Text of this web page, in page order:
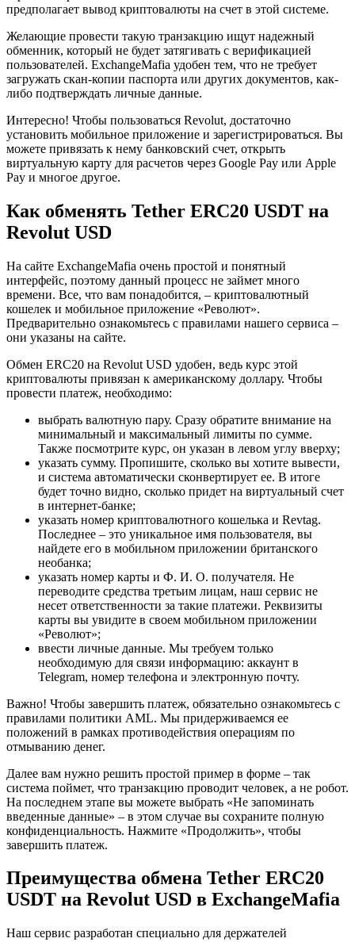
предполагает вывод криптовалюты на счет в этой системе.
Желающие провести такую транзакцию ищут надежный
обменник, который не будет затягивать с верификацией
пользователей. ExchangeMafia удобен тем, что не требует
загружать скан-копии паспорта или других документов, как-
либо подтверждать личные данные.
Интересно! Чтобы пользоваться Revolut, достаточно
установить мобильное приложение и зарегистрироваться. Вы
можете привязать к нему банковский счет, открыть
виртуальную карту для расчетов через Google Pay или Apple
Pay и многое другое.
Как обменять Tether ERC20 USDT на
Revolut USD
На сайте ExchangeMafia очень простой и понятный
интерфейс, поэтому данный процесс не займет много
времени. Все, что вам понадобится, – криптовалютный
кошелек и мобильное приложение «Револют».
Предварительно ознакомьтесь с правилами нашего сервиса –
они указаны на сайте.
Обмен ERC20 на Revolut USD удобен, ведь курс этой
криптовалюты привязан к американскому доллару. Чтобы
провести платеж, необходимо:
выбрать валютную пару. Сразу обратите внимание на
минимальный и максимальный лимиты по сумме.
Также посмотрите курс, он указан в левом углу вверху;
указать сумму. Пропишите, сколько вы хотите вывести,
и система автоматически сконвертирует ее. В итоге
будет точно видно, сколько придет на виртуальный счет
в интернет-банке;
указать номер криптовалютного кошелька и Revtag.
Последнее – это уникальное имя пользователя, вы
найдете его в мобильном приложении британского
необанка;
указать номер карты и Ф. И. О. получателя. Не
переводите средства третьим лицам, наш сервис не
несет ответственности за такие платежи. Реквизиты
карты вы увидите в своем мобильном приложении
«Револют»;
ввести личные данные. Мы требуем только
необходимую для связи информацию: аккаунт в
Telegram, номер телефона и электронную почту.
Важно! Чтобы завершить платеж, обязательно ознакомьтесь с
правилами политики AML. Мы придерживаемся ее
положений в рамках противодействия операциям по
отмыванию денег.
Далее вам нужно решить простой пример в форме – так
система поймет, что транзакцию проводит человек, а не робот.
На последнем этапе вы можете выбрать «Не запоминать
введенные данные» – в этом случае вы сохраните полную
конфиденциальность. Нажмите «Продолжить», чтобы
завершить платеж.
Преимущества обмена Tether ERC20
USDT на Revolut USD в ExchangeMafia
Наш сервис разработан специально для держателей